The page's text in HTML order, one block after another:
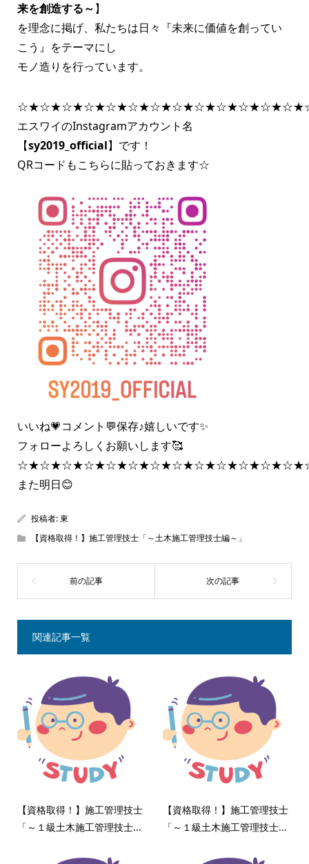
来を創造する～】
を理念に掲げ、私たちは日々『未来に価値を創ってい
こう』をテーマにし
モノ造りを行っています。
エスワイのInstagramアカウント名
【sy2019_official】です！
QRコードもこちらに貼っておきます☆
いいね💗コメント💬保存♪嬉しいです✨
フォローよろしくお願いします🥰
また明日😊
投稿者:東
【資格取得！】施工管理技士「～土木施工管理技士編～」
関連記事一覧
【資格取得！】施工管理技士
「～１級土木施工管理技士...
【資格取得！】施工管理技士
「～１級土木施工管理技士...